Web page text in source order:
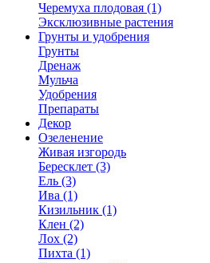
Черемуха плодовая (1)
Эксклюзивные растения
Грунты и удобрения
Грунты
Дренаж
Мульча
Удобрения
Препараты
Декор
Озеленение
Живая изгородь
Бересклет (3)
Ель (3)
Ива (1)
Кизильник (1)
Клен (2)
Лох (2)
Пихта (1)